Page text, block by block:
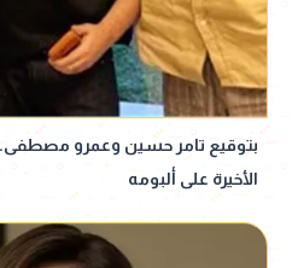
بتوقيع تامر حسين وعمرو
الأخيرة على ألبومه